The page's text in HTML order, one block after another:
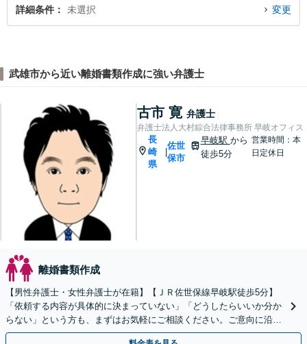
詳細条件 未選択 変更
武雄市から近い離婚書類作成に強い弁護士
古市 寛 弁護士
弁護士法人大村綜合法律事務所 早岐オフィス
長
崎
県
佐世
保市
早岐駅 から
徒歩5分
営業時間：本
日定休日
離婚書類作成
【男性弁護士・女性弁護士が在籍】【ＪＲ佐世保線早岐駅徒歩5分】
「依頼する内容が具体的に決まっていない」「どうしたらいいか分か
らない」という方も、まずはお気軽にご相談ください。ご意向に沿っ
た解決を目指します！